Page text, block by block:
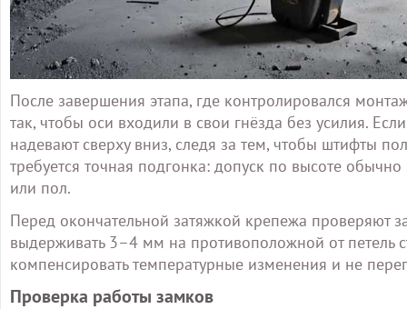
После завершения этапа, где контролировался
так, чтобы оси входили в свои гнёзда без усилия.
надевают сверху вниз, следя за тем, чтобы штифты
требуется точная подгонка: допуск по высоте
или пол.
Перед окончательной затяжкой крепежа проверяют
выдерживать 3–4 мм на противоположной от петель
компенсировать температурные изменения и не
Проверка работы замков